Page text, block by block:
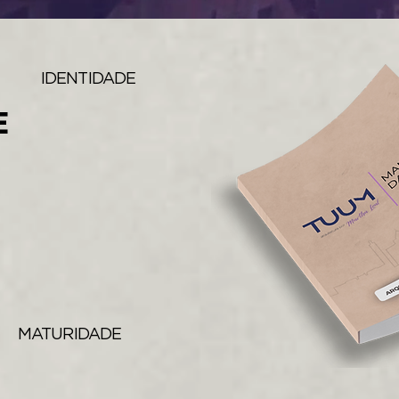
IDENTIDADE
MATURIDADE